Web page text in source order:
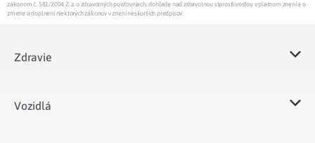
zákonom č. 581/2004 Z.z. o zdravotných poisťovniach, dohľade nad zdravotnou starostlivosťou v platnom znení a o
zmene a doplnení niektorých zákonov v znení neskorších predpisov.
Zdravie
Vozidlá​